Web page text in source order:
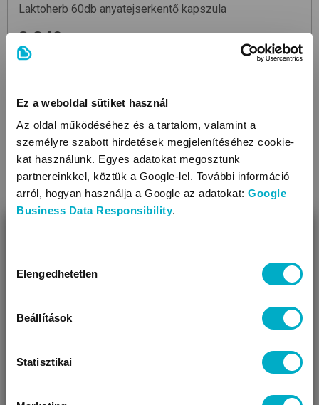
Ez a weboldal sütiket használ
Az oldal működéséhez és a tartalom, valamint a
személyre szabott hirdetések megjelenítéséhez cookie-
kat használunk. Egyes adatokat megosztunk
partnereinkkel, köztük a Google-lel. További információ
arról, hogyan használja a Google az adatokat: Google
Business Data Responsibility.
kiválasztása
Elengedhetetlen
Beállítások
Statisztikai
Laktoherb 60db anyatejserkentő kapszula
3 249
54,15 Ft/db
Úgy látjuk, most jársz nálunk először!